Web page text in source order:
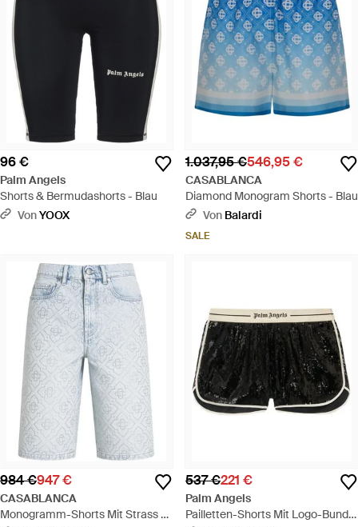
96 €
Palm Angels
Shorts & Bermudashorts - Blau
VonYOOX
1.037,95 €546,95 €
CASABLANCA
Diamond Monogram Shorts - Blau
Von Balardi
SALE
984 €947 €
CASABLANCA
Monogramm-Shorts Mit Strass -
537 €221 €
Palm Angels
Pailletten-Shorts Mit Logo-Bund -